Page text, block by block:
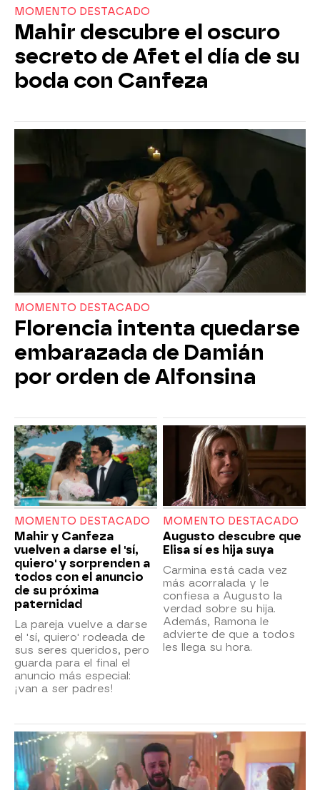
MOMENTO DESTACADO
Mahir descubre el oscuro
secreto de Afet el día de su
boda con Canfeza
MOMENTO DESTACADO
Florencia intenta quedarse
embarazada de Damián
por orden de Alfonsina
MOMENTO DESTACADO
Mahir y Canfeza
vuelven a darse el 'sí,
quiero' y sorprenden a
todos con el anuncio
de su próxima
paternidad
La pareja vuelve a darse
el 'sí, quiero' rodeada de
sus seres queridos, pero
guarda para el final el
anuncio más especial:
¡van a ser padres!
MOMENTO DESTACADO
Augusto descubre que
Elisa sí es hija suya
Carmina está cada vez
más acorralada y le
confiesa a Augusto la
verdad sobre su hija.
Además, Ramona le
advierte de que a todos
les llega su hora.